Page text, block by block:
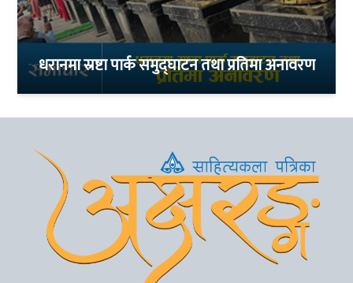
धरानमा स्रष्टा पार्क समुद्घाटन तथा प्रतिमा अनावरण